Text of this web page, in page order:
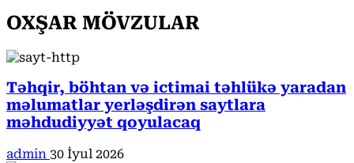
OXŞAR MÖVZULAR
Təhqir, böhtan və ictimai təhlükə yaradan
məlumatlar yerləşdirən saytlara
məhdudiyyət qoyulacaq
admin 30 İyul 2026